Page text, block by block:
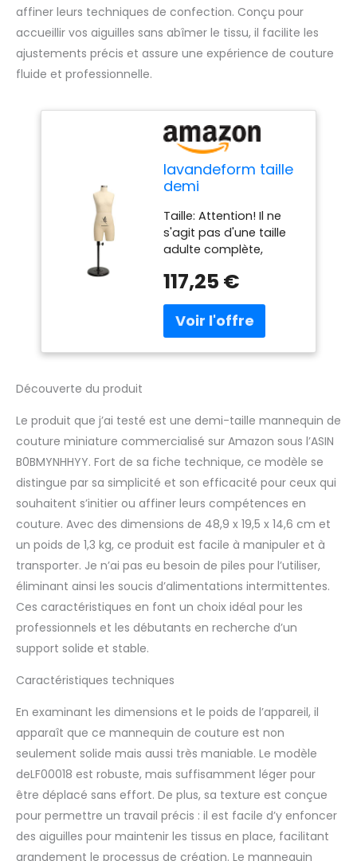
affiner leurs techniques de confection. Conçu pour
accueillir vos aiguilles sans abîmer le tissu, il facilite les
ajustements précis et assure une expérience de couture
fluide et professionnelle.
lavandeform taille
demi
pour la couture
miniature (il ne
s'agit pas d'une
taille adulte). Il est
possible de planter
des aiguilles dans
les
Schneiderpuppen
de taille demi.
Taille: Attention! Il ne
s'agit pas d'une taille
adulte complète,
cm, largeur de l'épaule
buste : 42,5 cm, tour de
taille : 33,5 cm, hanches
: 45,5 cm (fait à la
compris). Il est idéal
pour l'affichage de
différentes sortes de
mini-vêtements. (Ne
convient pas aux
adultes) Durable :
Support en métal
amélioré et en fibre de
verre avec matériau en
tissu, rendent la forme
de mannequin stable
et durable
suffisamment pour
supporter des mini-
des livraisons
PVC haute densité,
coton, tissu, base en
fer Heavy-Duty
pouvant être
entièrement épinglée
et peut être épinglée à
un angle. L'utilisation de
PVC haute densité
lorsqu'il était
117,25 €
Découverte du produit
Le produit que j’ai testé est une demi-taille mannequin de
couture miniature commercialisé sur Amazon sous l’ASIN
B0BMYNHHYY. Fort de sa fiche technique, ce modèle se
distingue par sa simplicité et son efficacité pour ceux qui
souhaitent s’initier ou affiner leurs compétences en
couture. Avec des dimensions de 48,9 x 19,5 x 14,6 cm et
un poids de 1,3 kg, ce produit est facile à manipuler et à
transporter. Je n’ai pas eu besoin de piles pour l’utiliser,
éliminant ainsi les soucis d’alimentations intermittentes.
Ces caractéristiques en font un choix idéal pour les
professionnels et les débutants en recherche d’un
support solide et stable.
Caractéristiques techniques
En examinant les dimensions et le poids de l’appareil, il
apparaît que ce mannequin de couture est non
seulement solide mais aussi très maniable. Le modèle
deLF00018 est robuste, mais suffisamment léger pour
être déplacé sans effort. De plus, sa texture est conçue
pour permettre un travail précis : il est facile d’y enfoncer
des aiguilles pour maintenir les tissus en place, facilitant
grandement le processus de création. Le mannequin